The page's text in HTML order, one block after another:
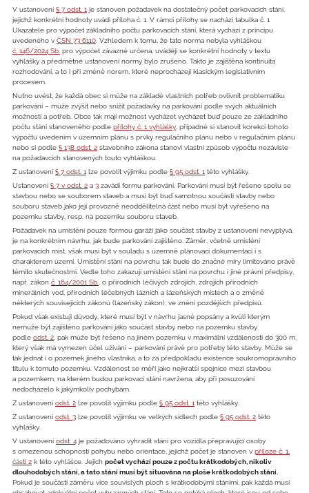
V ustanovení § 7 odst. 1 je stanoven požadavek na dostatečný počet parkovacích stání,
jejichž konkrétní hodnoty uvádí příloha č. 1. V rámci přílohy se nachází tabulka č. 1
Ukazatele pro výpočet základního počtu parkovacích stání, která vychází z principu
uvedeného v ČSN 73 6110 . Vzhledem k tomu, že tato norma nebyla vyhláškou
č. 146/2024 Sb. pro výpočet závazně určena, uvádějí se konkrétní hodnoty v textu
vyhlášky a předmětné ustanovení normy bylo zrušeno. Takto je zajištěna kontinuita
rozhodování, a to i při změně norem, které neprocházejí klasickým legislativním
procesem.
Nutno uvést, že každá obec si může na základě vlastních potřeb ovlivnit problematiku
parkování – může zvýšit nebo snížit požadavky na parkování podle svých aktuálních
možností a potřeb. Obce tak mají možnost vycházet vycházet buď pouze ze základního
počtu stání stanoveného podle přílohy č. 1 vyhlášky , případně si stanovit korekci tohoto
výpočtu uvedením v územním plánu s prvky regulačního plánu nebo v regulačním plánu
nebo si podle § 138 odst. 2 stavebního zákona stanoví vlastní způsob výpočtu nezávisle
na požadavcích stanovených touto vyhláškou.
Z ustanovení § 7 odst. 1 lze povolit výjimku podle § 95 odst. 1 této vyhlášky.
Ustanovení § 7 v odst. 2 a 3 zavádí formu parkování. Parkování musí být řešeno spolu se
stavbou nebo se souborem staveb a musí být buď samotnou součástí stavby nebo
souboru staveb jako její provozně neoddělitelná část nebo musí být vyřešeno na
pozemku stavby, resp. na pozemku souboru staveb.
Požadavek na umístění pouze formou garáží jako součást stavby z ustanovení nevyplývá,
je na konkrétním návrhu, jak bude parkování zajištěno. Záměr, včetně umístění
parkovacích míst, však musí být v souladu s územně plánovací dokumentaci i s
charakterem území. Umístění stání na povrchu tak bude do značné míry limitováno právě
těmito skutečnostmi. Vedle toho zakazují umístění stání na povrchu i jiné právní předpisy,
např. zákon č. 164/2001 Sb.
, o přírodních léčivých zdrojích, zdrojích přírodních
minerálních vod, přírodních léčebných lázních a lázeňských místech a o změně
některých souvisejících zákonů (lázeňský zákon), ve znění pozdějších předpisů.
Pokud však existují důvody, které musí být v návrhu jasně popsány a kvůli kterým
nemůže být zajištěno parkování jako součást stavby nebo na pozemku stavby
podle odst. 2 , pak může být řešeno na jiném pozemku v maximální vzdálenosti do 300 m,
který však má vymezen účel užívání – parkování právě pro potřeby této stavby. Může se
tak jednat i o pozemek jiného vlastníka, a to za předpokladu existence soukromoprávního
titulu k tomuto pozemku. Vzdálenost se měří jako nejkratší spojnice mezi stavbou
a pozemkem, na kterém budou parkovací stání navržena, aby při posuzování
nedocházelo k jakýmkoliv pochybám.
Z ustanovení odst. 2 lze povolit výjimku podle § 95 odst. 1 této vyhlášky.
Z ustanovení odst. 3 lze povolit výjimku ve velkých sídlech podle § 95 odst. 2 této
vyhlášky.
V ustanovení odst. 4 je požadováno vyhradit stání pro vozidla přepravující osoby
s omezenou schopností pohybu nebo orientace, jejichž počet je stanoven v příloze č. 1,
části 2 k této vyhlášce. Jejich počet vychází pouze z počtu krátkodobých, nikoliv
dlouhodobých stání, a tato stání musí být situována na ploše krátkodobých stání.
Pokud je součástí záměru více souvislých ploch s krátkodobými stáními, pak každá musí